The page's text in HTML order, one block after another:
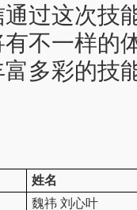
过这次技
不一样的
多彩的技
姓名
魏祎 刘心叶